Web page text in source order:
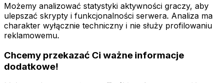
Możemy analizować statystyki aktywności graczy, aby
ulepszać skrypty i funkcjonalności serwera. Analiza ma
charakter wyłącznie techniczny i nie służy profilowaniu
reklamowemu.
Chcemy przekazać Ci ważne informacje
dodatkowe!